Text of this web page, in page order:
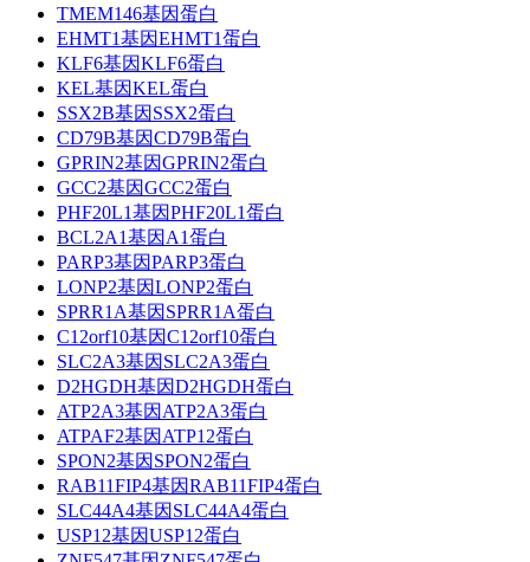
TMEM146基因蛋白
EHMT1基因EHMT1蛋白
KLF6基因KLF6蛋白
KEL基因KEL蛋白
SSX2B基因SSX2蛋白
CD79B基因CD79B蛋白
GPRIN2基因GPRIN2蛋白
GCC2基因GCC2蛋白
PHF20L1基因PHF20L1蛋白
BCL2A1基因A1蛋白
PARP3基因PARP3蛋白
LONP2基因LONP2蛋白
SPRR1A基因SPRR1A蛋白
C12orf10基因C12orf10蛋白
SLC2A3基因SLC2A3蛋白
D2HGDH基因D2HGDH蛋白
ATP2A3基因ATP2A3蛋白
ATPAF2基因ATP12蛋白
SPON2基因SPON2蛋白
RAB11FIP4基因RAB11FIP4蛋白
SLC44A4基因SLC44A4蛋白
USP12基因USP12蛋白